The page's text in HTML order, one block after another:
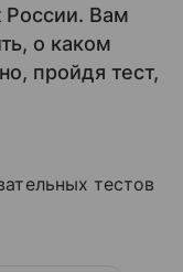
России. Вам
о каком
пройдя тест,
тестов